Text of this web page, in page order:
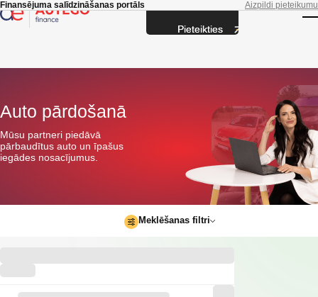
Skip to main content
Finansējuma salīdzināšanas portāls Aizpildi pieteikumu
Auto pārdošanā
Mūsu partneri piedāvā
pārbaudītus auto un īpašus
iegādes nosacījumus.
Meklēšanas filtri